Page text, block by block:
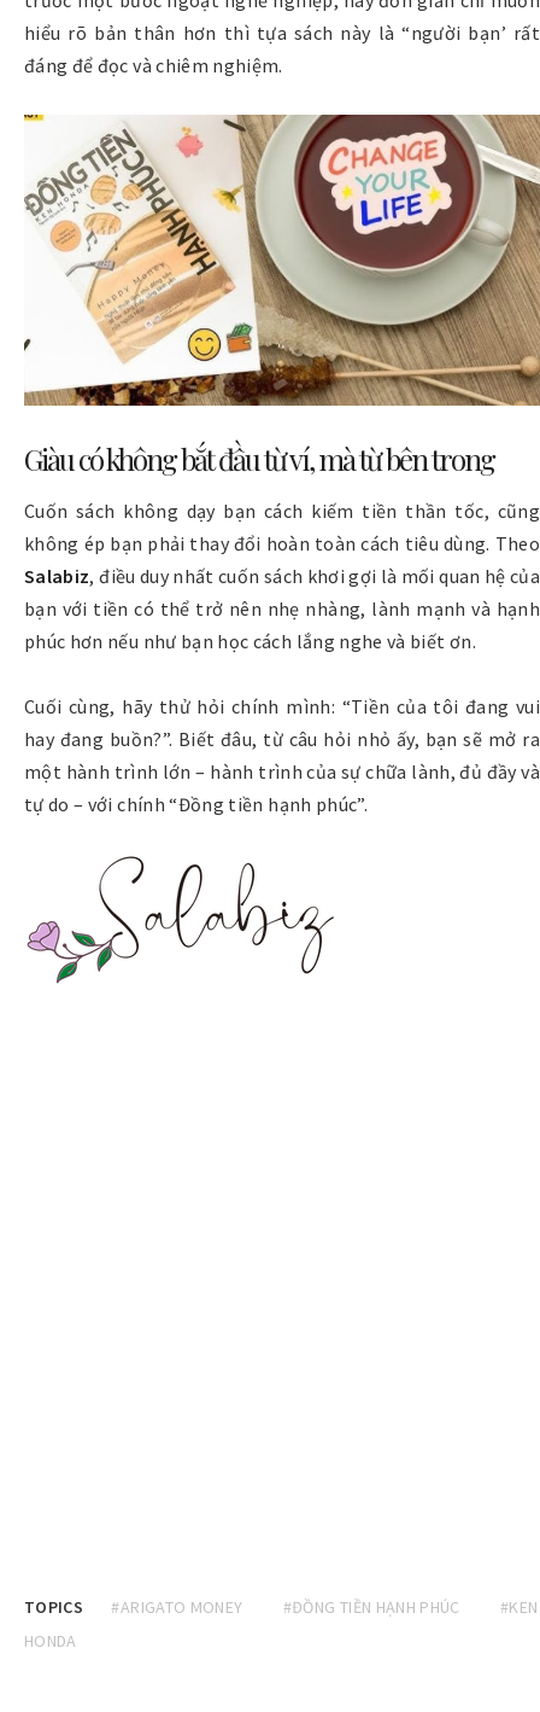
hiểu rõ bản thân hơn thì tựa sách này là “người bạn’ rất
đáng để đọc và chiêm nghiệm.
Giàu có không bắt đầu từ ví, mà từ bên trong
Cuốn sách không dạy bạn cách kiếm tiền thần tốc, cũng
không ép bạn phải thay đổi hoàn toàn cách tiêu dùng. Theo
Salabiz, điều duy nhất cuốn sách khơi gợi là mối quan hệ của
bạn với tiền có thể trở nên nhẹ nhàng, lành mạnh và hạnh
phúc hơn nếu như bạn học cách lắng nghe và biết ơn.
Cuối cùng, hãy thử hỏi chính mình: “Tiền của tôi đang vui
hay đang buồn?”. Biết đâu, từ câu hỏi nhỏ ấy, bạn sẽ mở ra
một hành trình lớn – hành trình của sự chữa lành, đủ đầy và
tự do – với chính “Đồng tiền hạnh phúc”.
TOPICS #ARIGATO MONEY #ĐỒNG TIỀN HẠNH PHÚC
#KEN
HONDA